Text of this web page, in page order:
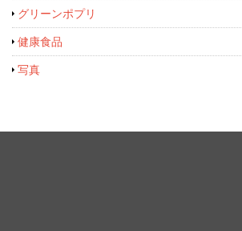
グリーンポプリ
健康食品
写真